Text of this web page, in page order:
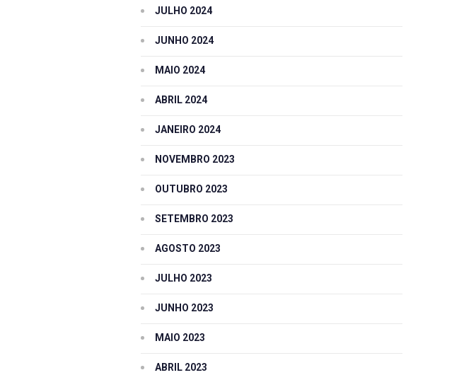
JULHO 2024
JUNHO 2024
MAIO 2024
ABRIL 2024
JANEIRO 2024
NOVEMBRO 2023
OUTUBRO 2023
SETEMBRO 2023
AGOSTO 2023
JULHO 2023
JUNHO 2023
MAIO 2023
ABRIL 2023